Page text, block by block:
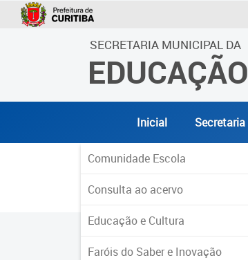
SECRETARIA MUNICIPAL DA
EDUCAÇÃO
Inicial Secretaria
Comunidade Escola
Consulta ao acervo
Educação e Cultura
Faróis do Saber e Inovação